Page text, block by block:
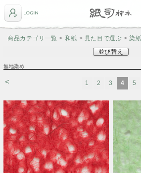
商品カテゴリ一覧 > 和紙 > 見た目で選ぶ >染紙
並び替え
無地染め
< 1 2 3 4 5